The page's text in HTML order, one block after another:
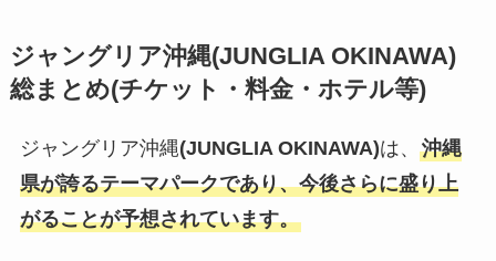
ジャングリア沖縄(JUNGLIA OKINAWA)
総まとめ(チケット・料金・ホテル等)
ジャングリア沖縄(JUNGLIA OKINAWA)は、 沖縄
県が誇るテーマパークであり、今後さらに盛り上
がることが予想されています。